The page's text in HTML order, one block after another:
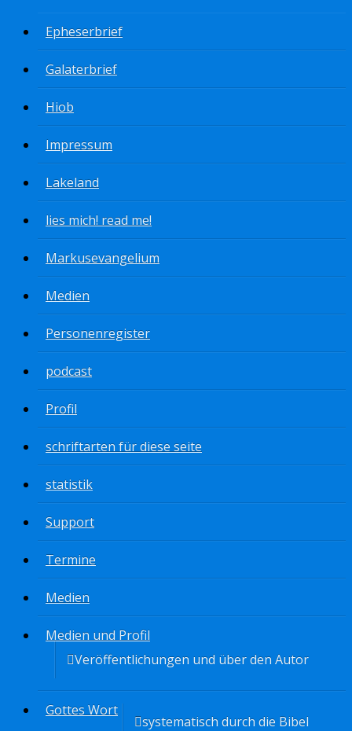
Epheserbrief
Galaterbrief
Hiob
Impressum
Lakeland
lies mich! read me!
Markusevangelium
Medien
Personenregister
podcast
Profil
schriftarten für diese seite
statistik
Support
Termine
Medien
Medien und Profil
Veröffentlichungen und über den Autor
Gottes Wort
systematisch durch die Bibel